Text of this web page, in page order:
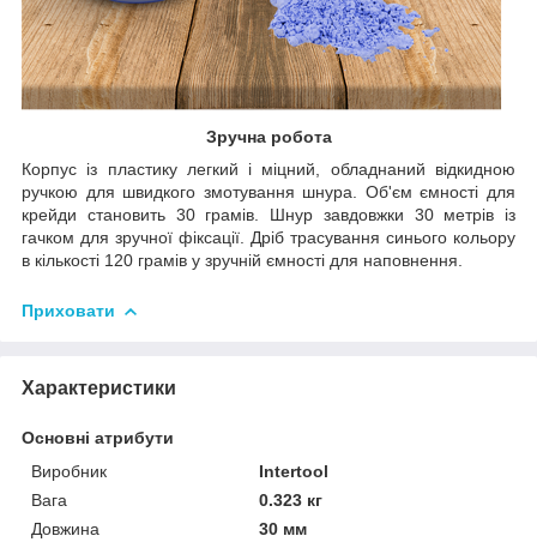
Зручна робота
Корпус із пластику легкий і міцний, обладнаний відкидною
ручкою для швидкого змотування шнура. Об'єм ємності для
крейди становить 30 грамів. Шнур завдовжки 30 метрів із
гачком для зручної фіксації. Дріб трасування синього кольору
в кількості 120 грамів у зручній ємності для наповнення.
Приховати
Характеристики
Основні атрибути
Виробник
Intertool
Вага
0.323 кг
Довжина
30 мм